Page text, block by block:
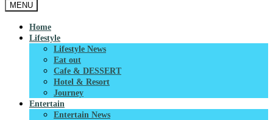
onedeedee
ให้ทุกวันเป็น "วันดีดี" ของคุณ
MENU
Home
Lifestyle
Lifestyle News
Eat out
Cafe & DESSERT
Hotel & Resort
Journey
Entertain
Entertain News